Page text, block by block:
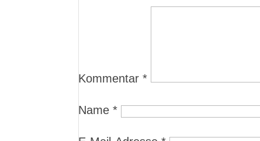
Kommentar*
Name*